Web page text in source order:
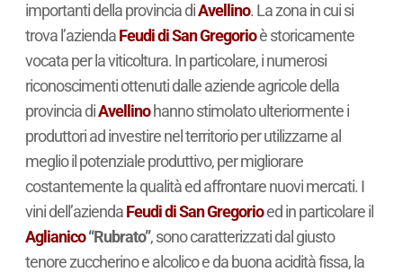
importanti della provincia diAvellino. La zona in cui si
trova l’aziendaFeudi di San Gregorioè storicamente
vocata per la viticoltura. In particolare, i numerosi
riconoscimenti ottenuti dalle aziende agricole della
provincia diAvellinohanno stimolato ulteriormente i
produttori ad investire nel territorio per utilizzarne al
meglio il potenziale produttivo, per migliorare
costantemente la qualità ed affrontare nuovi mercati. I
vini dell’aziendaFeudi di San Gregorioed in particolare il
Aglianico“Rubrato”, sono caratterizzati dal giusto
tenore zuccherino e alcolico e da buona acidità fissa, la